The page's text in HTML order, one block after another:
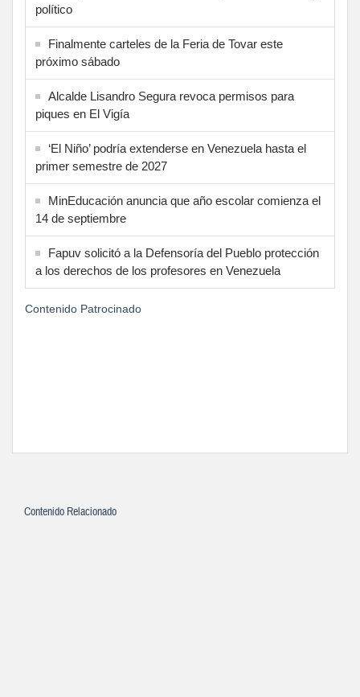
político
Finalmente carteles de la Feria de Tovar este
próximo sábado
Alcalde Lisandro Segura revoca permisos para
piques en El Vigía
‘El Niño’ podría extenderse en Venezuela hasta el
primer semestre de 2027
MinEducación anuncia que año escolar comienza el
14 de septiembre
Fapuv solicitó a la Defensoría del Pueblo protección
a los derechos de los profesores en Venezuela
Contenido Patrocinado
Contenido Relacionado